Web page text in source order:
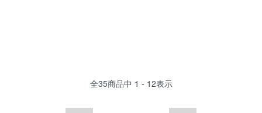
全35商品中 1 - 12表示